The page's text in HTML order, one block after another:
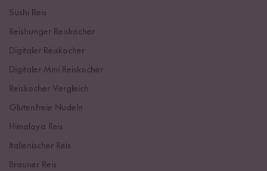
Sushi Reis
Reishunger Reiskocher
Digitaler Reiskocher
Digitaler Mini Reiskocher
Reiskocher Vergleich
Glutenfreie Nudeln
Himalaya Reis
Italienischer Reis
Brauner Reis